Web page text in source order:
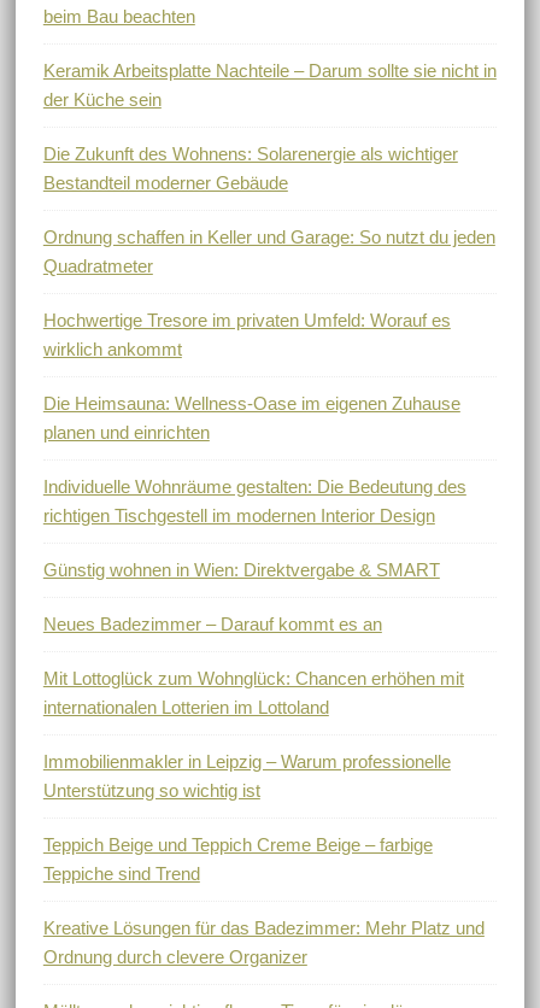
beim Bau beachten
Keramik Arbeitsplatte Nachteile – Darum sollte sie nicht in
der Küche sein
Die Zukunft des Wohnens: Solarenergie als wichtiger
Bestandteil moderner Gebäude
Ordnung schaffen in Keller und Garage: So nutzt du jeden
Quadratmeter
Hochwertige Tresore im privaten Umfeld: Worauf es
wirklich ankommt
Die Heimsauna: Wellness-Oase im eigenen Zuhause
planen und einrichten
Individuelle Wohnräume gestalten: Die Bedeutung des
richtigen Tischgestell im modernen Interior Design
Günstig wohnen in Wien: Direktvergabe & SMART
Neues Badezimmer – Darauf kommt es an
Mit Lottoglück zum Wohnglück: Chancen erhöhen mit
internationalen Lotterien im Lottoland
Immobilienmakler in Leipzig – Warum professionelle
Unterstützung so wichtig ist
Teppich Beige und Teppich Creme Beige – farbige
Teppiche sind Trend
Kreative Lösungen für das Badezimmer: Mehr Platz und
Ordnung durch clevere Organizer